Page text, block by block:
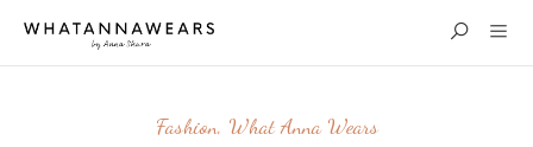
Fashion, What Anna Wears